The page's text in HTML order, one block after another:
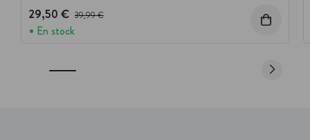
29,50 € Prix avant réduction :
39,99 €
En stock